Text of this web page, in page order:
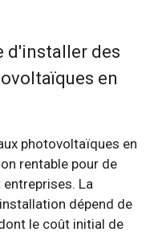
d'installer des
en
photovoltaïques en
rentable pour de
La
dépend de
le coût initial de